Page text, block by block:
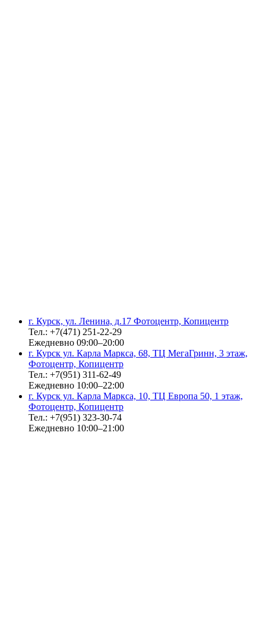
г. Курск, ул. Ленина, д.17 Фотоцентр, Копицентр
Тел.: +7(471) 251-22-29
Ежедневно 09:00–20:00
г. Курск ул. Карла Маркса, 68, ТЦ МегаГринн, 3 этаж,
Фотоцентр, Копицентр
Тел.: +7(951) 311-62-49
Ежедневно 10:00–22:00
г. Курск ул. Карла Маркса, 10, ТЦ Европа 50, 1 этаж,
Фотоцентр, Копицентр
Тел.: +7(951) 323-30-74
Ежедневно 10:00–21:00